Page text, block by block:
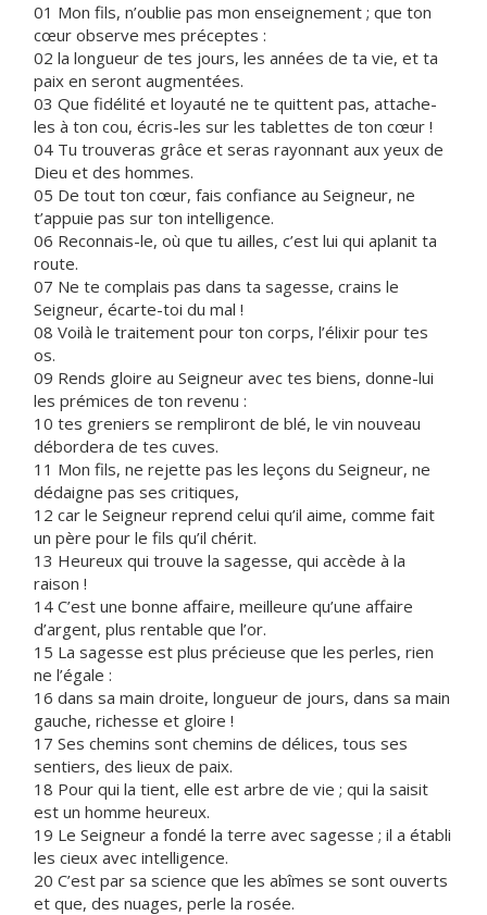
01 Mon fils, n’oublie pas mon enseignement ; que ton
cœur observe mes préceptes :
02 la longueur de tes jours, les années de ta vie, et ta
paix en seront augmentées.
03 Que fidélité et loyauté ne te quittent pas, attache-
les à ton cou, écris-les sur les tablettes de ton cœur !
04 Tu trouveras grâce et seras rayonnant aux yeux de
Dieu et des hommes.
05 De tout ton cœur, fais confiance au Seigneur, ne
t’appuie pas sur ton intelligence.
06 Reconnais-le, où que tu ailles, c’est lui qui aplanit ta
route.
07 Ne te complais pas dans ta sagesse, crains le
Seigneur, écarte-toi du mal !
08 Voilà le traitement pour ton corps, l’élixir pour tes
os.
09 Rends gloire au Seigneur avec tes biens, donne-lui
les prémices de ton revenu :
10 tes greniers se rempliront de blé, le vin nouveau
débordera de tes cuves.
11 Mon fils, ne rejette pas les leçons du Seigneur, ne
dédaigne pas ses critiques,
12 car le Seigneur reprend celui qu’il aime, comme fait
un père pour le fils qu’il chérit.
13 Heureux qui trouve la sagesse, qui accède à la
raison !
14 C’est une bonne affaire, meilleure qu’une affaire
d’argent, plus rentable que l’or.
15 La sagesse est plus précieuse que les perles, rien
ne l’égale :
16 dans sa main droite, longueur de jours, dans sa main
gauche, richesse et gloire !
17 Ses chemins sont chemins de délices, tous ses
sentiers, des lieux de paix.
18 Pour qui la tient, elle est arbre de vie ; qui la saisit
est un homme heureux.
19 Le Seigneur a fondé la terre avec sagesse ; il a établi
les cieux avec intelligence.
20 C’est par sa science que les abîmes se sont ouverts
et que, des nuages, perle la rosée.